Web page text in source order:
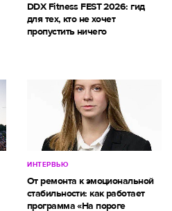
DDX Fitness FEST 2026: гид
для тех, кто не хочет
пропустить ничего
ИНТЕРВЬЮ
От ремонта к эмоциональной
стабильности: как работает
программа «На пороге